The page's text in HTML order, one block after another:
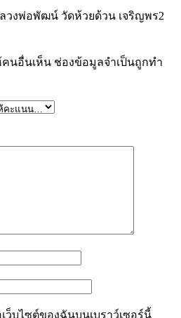
วงพ่อพัฒน์ วัดห้วยด้วน เจริญพร2
คนอื่นเห็น ช่องข้อมูลจำเป็นถูกทำ
ว็บไซต์ของฉันบนเบราว์เซอร์นี้